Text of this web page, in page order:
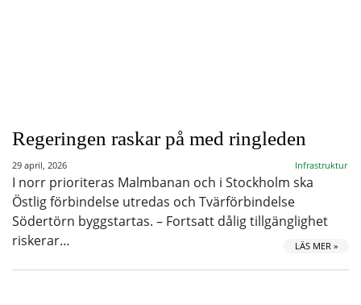
Regeringen raskar på med ringleden
29 april, 2026 Infrastruktur
I norr prioriteras Malmbanan och i Stockholm ska
Östlig förbindelse utredas och Tvärförbindelse
Södertörn byggstartas. – Fortsatt dålig tillgänglighet
riskerar…
LÄS MER »